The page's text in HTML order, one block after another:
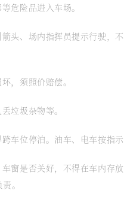
危险品进入车场。
头、场内指挥员提示行驶，
，须照价赔偿。
垃圾杂物等。
车位停泊。油车、电车按指示
窗是否关好，不得在车内存
。